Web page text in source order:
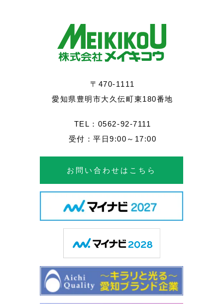
〒470-1111
愛知県豊明市大久伝町東180番地
TEL：0562-92-7111
受付：平日9:00～17:00
お問い合わせはこちら